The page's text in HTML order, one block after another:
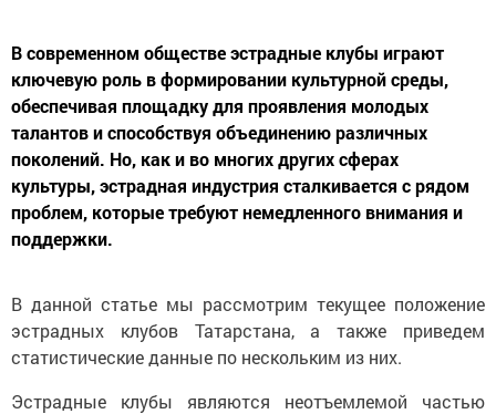
В современном обществе эстрадные клубы играют
ключевую роль в формировании культурной среды,
обеспечивая площадку для проявления молодых
талантов и способствуя объединению различных
поколений. Но, как и во многих других сферах
культуры, эстрадная индустрия сталкивается с рядом
проблем, которые требуют немедленного внимания и
поддержки.
В данной статье мы рассмотрим текущее положение
эстрадных клубов Татарстана, а также приведем
статистические данные по нескольким из них.
Эстрадные клубы являются неотъемлемой частью